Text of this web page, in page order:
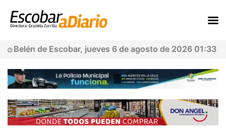
Belén de Escobar, jueves 6 de agosto de 2026 01:33